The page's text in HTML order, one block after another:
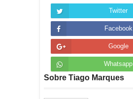
Twitter
Facebook
Google
Whatsapp
Sobre Tiago Marques